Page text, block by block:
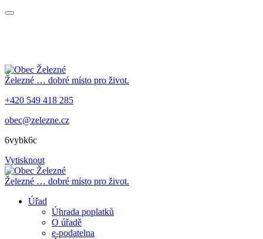
Železné … dobré místo pro život.
+420 549 418 285
obec@zelezne.cz
6vybk6c
Vytisknout
Železné … dobré místo pro život.
Úřad
Úhrada poplatků
O úřadě
e-podatelna